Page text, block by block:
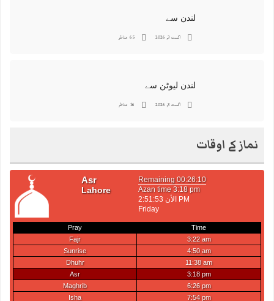
لندن سے
اگست 3, 2026 65 مناظر
لندن لیوٹن سے
اگست 3, 2026 16 مناظر
نماز کے اوقات